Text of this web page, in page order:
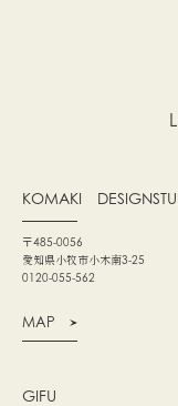
KOMAKI
〒485-0056
愛知県小牧市小木南3-25
0120-055-562
MAP
GIFU